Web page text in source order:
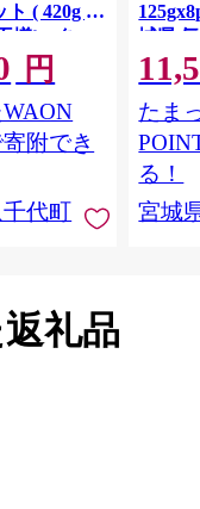
ト ( 420g )
揃い タ
ウナギ
不揃い う
ぶし 人気
町 ふるさ
[SF951ya]
円
附でき
代町
城県
お刺し
生 生
鮭 銀
介
たま
る！
宮城
礼品